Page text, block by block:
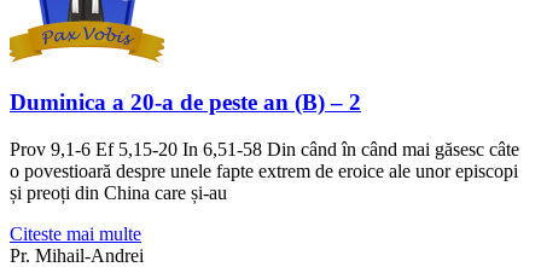
Duminica a 20-a de peste an (B) – 2
Prov 9,1-6 Ef 5,15-20 In 6,51-58 Din când în când mai găsesc câte
o povestioară despre unele fapte extrem de eroice ale unor episcopi
și preoți din China care și-au
Citeste mai multe
Pr. Mihail-Andrei